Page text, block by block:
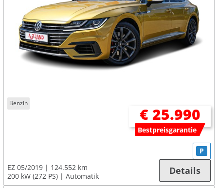
Benzin
€ 25.990
Bestpreisgarantie
EZ 05/2019
124.552 km
200 kW (272 PS)
Automatik
P
Details